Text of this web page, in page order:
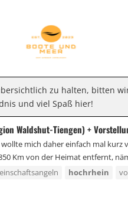
zu halten, bitten
und viel Spaß hier!
Waldshut-Tiengen) +
mich daher einfach mal
Km von der Heimat entfernt,
hochrhein